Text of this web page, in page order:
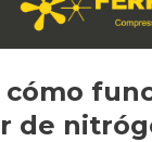
cómo
de